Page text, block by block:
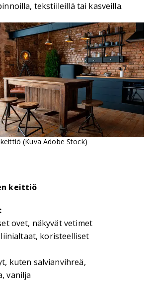
tekstiileillä tai kasveilla.
(Kuva Adobe Stock)
keittiö
ovet, näkyvät vetimet
koristeelliset
kuten salvianvihreä,
vanilja